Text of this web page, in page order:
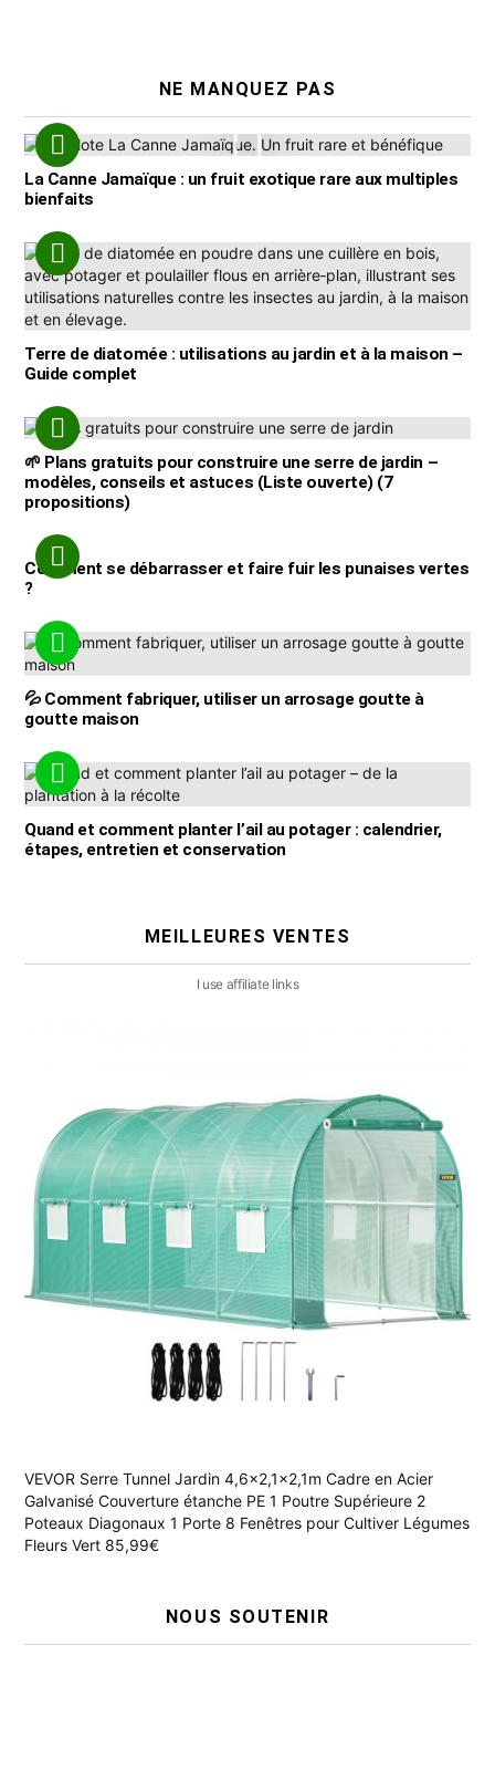
NE MANQUEZ PAS
La Canne Jamaïque : un fruit exotique rare aux multiples
bienfaits
Terre de diatomée : utilisations au jardin et à la maison –
Guide complet
🌱 Plans gratuits pour construire une serre de jardin –
modèles, conseils et astuces (Liste ouverte) (7
propositions)
Comment se débarrasser et faire fuir les punaises vertes
?
💦 Comment fabriquer, utiliser un arrosage goutte à
goutte maison
Quand et comment planter l’ail au potager : calendrier,
étapes, entretien et conservation
MEILLEURES VENTES
I use affiliate links
VEVOR Serre Tunnel Jardin 4,6x2,1x2,1m Cadre en Acier
Galvanisé Couverture étanche PE 1 Poutre Supérieure 2
Poteaux Diagonaux 1 Porte 8 Fenêtres pour Cultiver Légumes
Fleurs Vert 85,99€
NOUS SOUTENIR